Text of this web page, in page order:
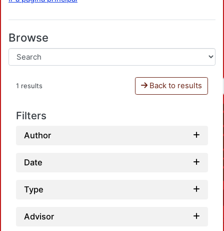
Browse
1 results Back to results
Filters
Author
Date
Type
Advisor